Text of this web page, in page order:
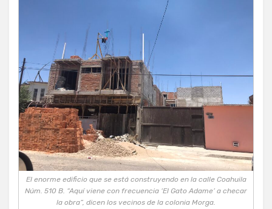
El enorme edificio que se está construyendo en la calle Coahuila
Núm. 510 B. “Aquí viene con frecuencia ‘El Gato Adame’ a checar
la obra”, dicen los vecinos de la colonia Morga.